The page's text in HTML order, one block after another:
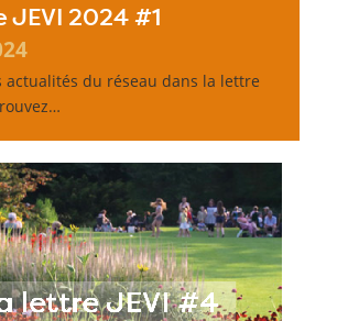
JEVI 2024 #1
actualités du réseau dans la lettre